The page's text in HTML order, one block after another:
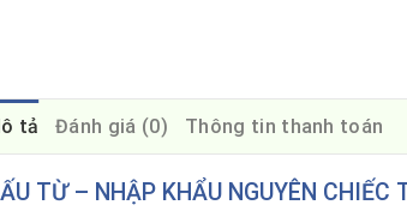
tả Đánh giá (0) Thông tin thanh toán
TỪ – NHẬP KHẨU NGUYÊN